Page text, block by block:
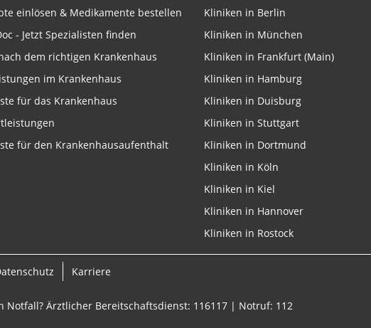
einlösen & Medikamente bestellen
- Jetzt Spezialisten finden
dem richtigen Krankenhaus
im Krankenhaus
für das Krankenhaus
für den Krankenhausaufenthalt
Kliniken in Berlin
Kliniken in München
Kliniken in Frankfurt (Main)
Kliniken in Hamburg
Kliniken in Duisburg
Kliniken in Stuttgart
Kliniken in Dortmund
Kliniken in Köln
Kliniken in Kiel
Kliniken in Hannover
Kliniken in Rostock
Karriere
Ärztlicher Bereitschaftsdienst: 116117 | Notruf: 112